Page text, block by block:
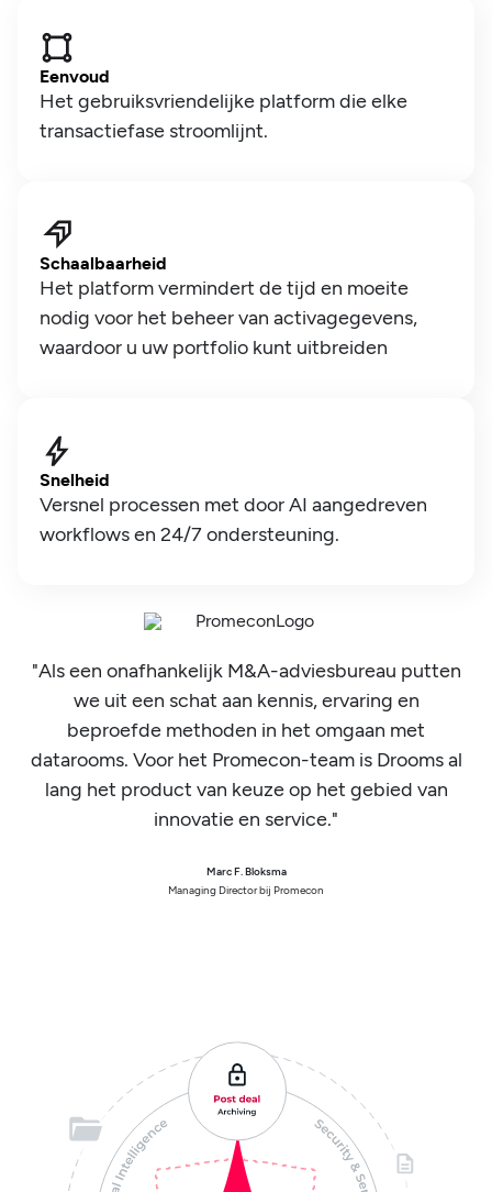
Eenvoud
Het gebruiksvriendelijke platform die elke
transactiefase stroomlijnt.
Schaalbaarheid
Het platform vermindert de tijd en moeite
nodig voor het beheer van activagegevens,
waardoor u uw portfolio kunt uitbreiden
Snelheid
Versnel processen met door AI aangedreven
workflows en 24/7 ondersteuning.
"Als een onafhankelijk M&A-adviesbureau putten
we uit een schat aan kennis, ervaring en
beproefde methoden in het omgaan met
datarooms. Voor het Promecon-team is Drooms al
lang het product van keuze op het gebied van
innovatie en service."
Marc F. Bloksma
Managing Director bij Promecon